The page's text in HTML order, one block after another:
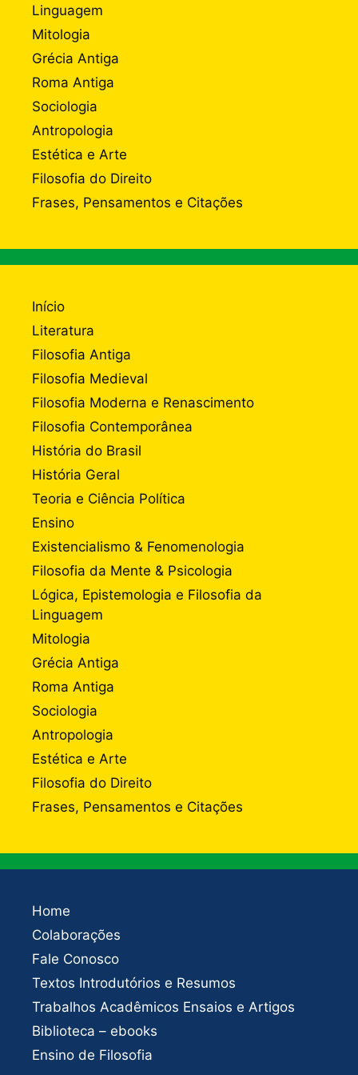
Linguagem
Mitologia
Grécia Antiga
Roma Antiga
Sociologia
Antropologia
Estética e Arte
Filosofia do Direito
Frases, Pensamentos e Citações
Início
Literatura
Filosofia Antiga
Filosofia Medieval
Filosofia Moderna e Renascimento
Filosofia Contemporânea
História do Brasil
História Geral
Teoria e Ciência Política
Ensino
Existencialismo & Fenomenologia
Filosofia da Mente & Psicologia
Lógica, Epistemologia e Filosofia da
Linguagem
Mitologia
Grécia Antiga
Roma Antiga
Sociologia
Antropologia
Estética e Arte
Filosofia do Direito
Frases, Pensamentos e Citações
Home
Colaborações
Fale Conosco
Textos Introdutórios e Resumos
Trabalhos Acadêmicos Ensaios e Artigos
Biblioteca – ebooks
Ensino de Filosofia